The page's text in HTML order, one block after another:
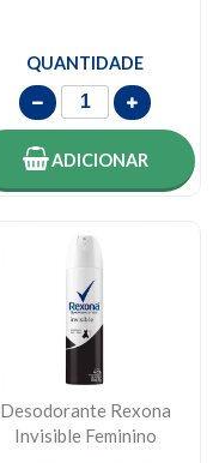
QUANTIDADE
ADICIONAR
Desodorante Rexona
Invisible Feminino